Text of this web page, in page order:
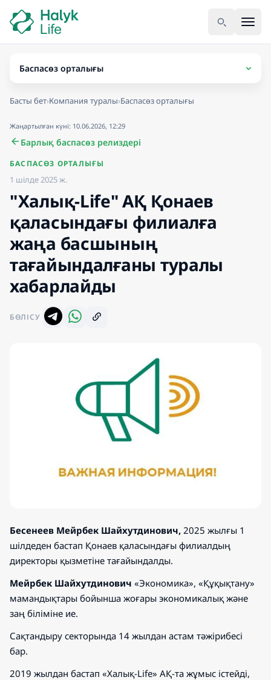
Басты бет›Компания туралы›Баспасөз орталығы
Жаңартылған күні: 10.06.2026, 12:29
Барлық баспасөз релиздері
БАСПАСӨЗ ОРТАЛЫҒЫ
1 шілде 2025 ж.
"Халық-Life" АҚ Қонаев
қаласындағы филиалға
жаңа басшының
тағайындалғаны туралы
хабарлайды
БӨЛІСУ
Бесенеев Мейрбек Шайхутдинович, 2025 жылғы 1
шілдеден бастап Қонаев қаласындағы филиалдың
директоры қызметіне тағайындалды.
Мейрбек Шайхутдинович «Экономика», «Құқықтану»
мамандықтары бойынша жоғары экономикалық және
заң біліміне ие.
Сақтандыру секторында 14 жылдан астам тәжірибесі
бар.
2019 жылдан бастап «Халық-Life» АҚ-та жұмыс істейді,